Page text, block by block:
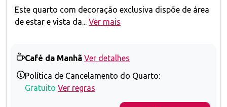
Este quarto com decoração exclusiva dispõe de área
de estar e vista da... Ver mais
Café da Manhã Ver detalhes
Política de Cancelamento do Quarto:
Gratuito Ver regras